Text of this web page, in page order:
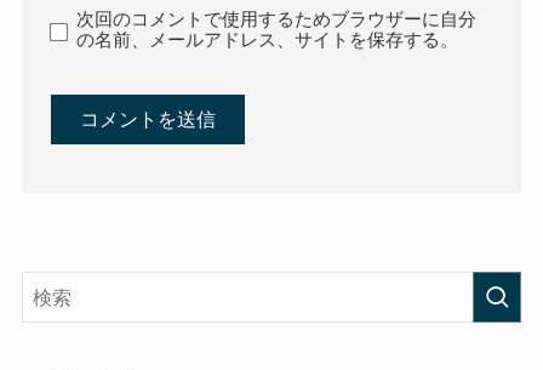
次回のコメントで使用するためブラウザーに自分
の名前、メールアドレス、サイトを保存する。